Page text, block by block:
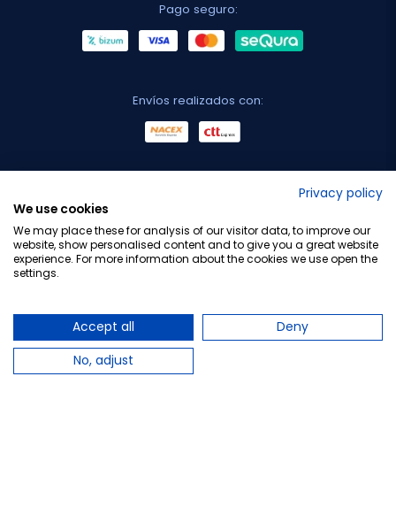
Pago seguro:
Envíos realizados con:
Privacy policy
We use cookies
We may place these for analysis of our visitor data, to improve our
website, show personalised content and to give you a great website
experience. For more information about the cookies we use open the
settings.
Accept all
Deny
No, adjust